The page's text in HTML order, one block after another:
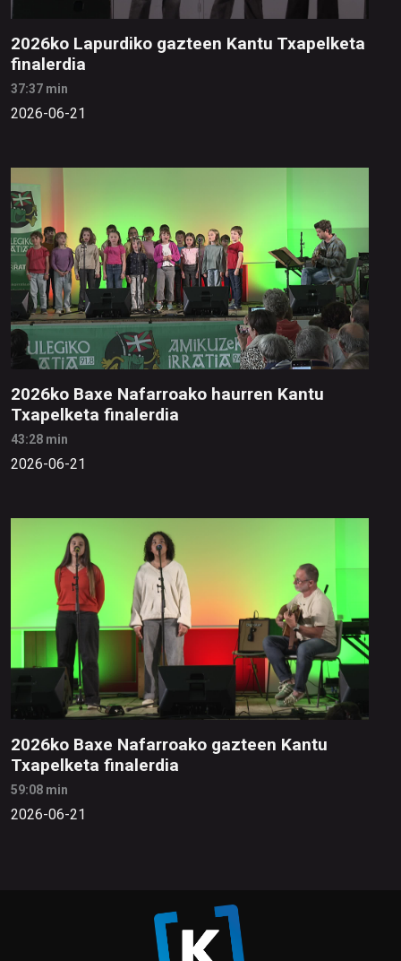
2026ko Lapurdiko gazteen Kantu Txapelketa
finalerdia
37:37 min
2026-06-21
2026ko Baxe Nafarroako haurren Kantu
Txapelketa finalerdia
43:28 min
2026-06-21
2026ko Baxe Nafarroako gazteen Kantu
Txapelketa finalerdia
59:08 min
2026-06-21